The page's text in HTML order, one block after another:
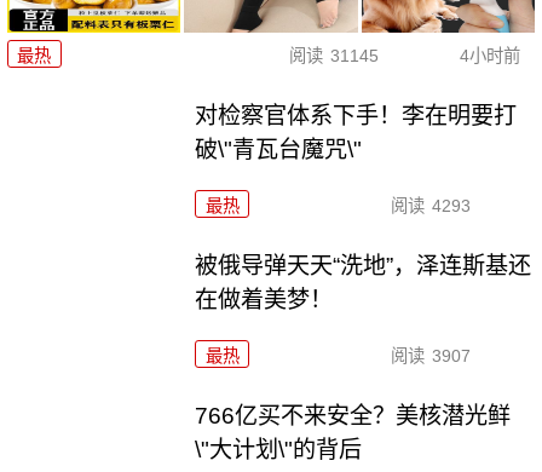
最热 阅读 31145 4小时前
对检察官体系下手！李在明要打
破\"青瓦台魔咒\"
最热 阅读 4293
被俄导弹天天“洗地”，泽连斯基还
在做着美梦！
最热 阅读 3907
766亿买不来安全？美核潜光鲜
\"大计划\"的背后